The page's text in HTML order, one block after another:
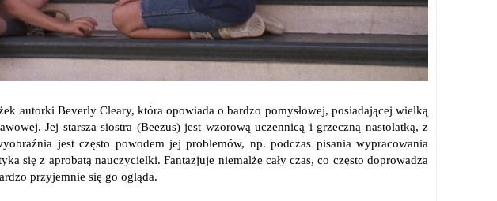
autorki Beverly Cleary, która opowiada o bardzo pomysłowej, posiadającej wielką
Jej starsza siostra (Beezus) jest wzorową uczennicą i grzeczną nastolatką, z
jest często powodem jej problemów, np. podczas pisania wypracowania
się z aprobatą nauczycielki. Fantazjuje niemalże cały czas, co często doprowadza
przyjemnie się go ogląda.